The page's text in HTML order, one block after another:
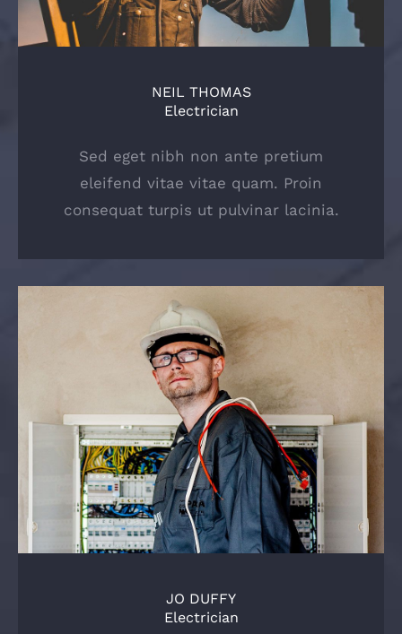
NEIL THOMAS
Electrician
Sed eget nibh non ante pretium
eleifend vitae vitae quam. Proin
consequat turpis ut pulvinar lacinia.
JO DUFFY
Electrician